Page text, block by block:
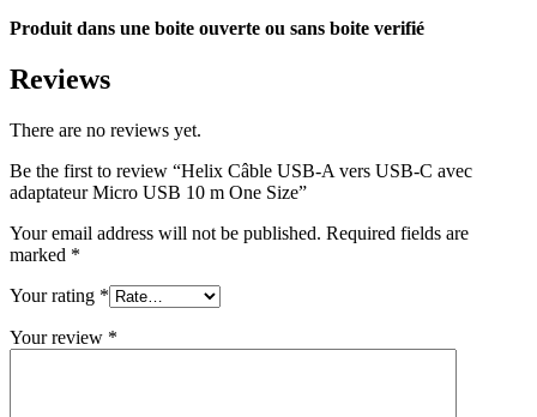
Produit dans une boite ouverte ou sans boite verifié
Reviews
There are no reviews yet.
Be the first to review “Helix Câble USB-A vers USB-C avec
adaptateur Micro USB 10 m One Size”
Your email address will not be published. Required fields are
marked *
Your rating *
Your review *